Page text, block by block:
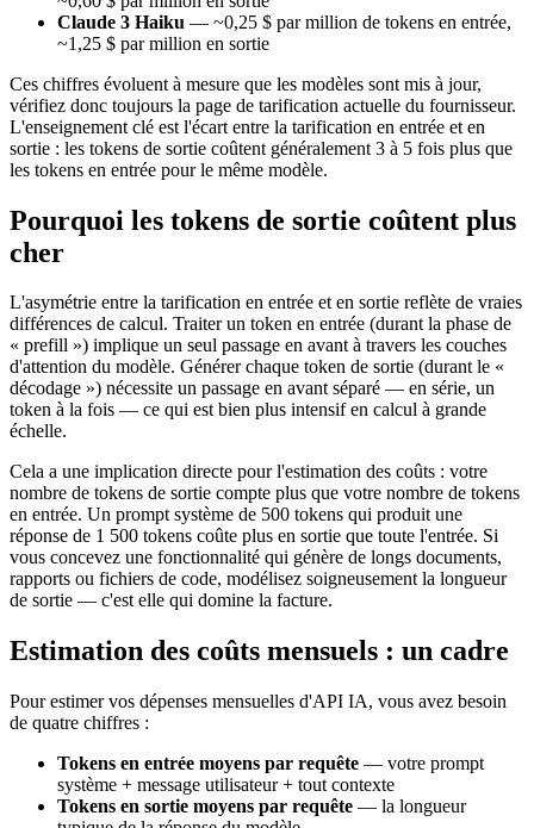
Claude 3 Haiku — ~0,25 $ par million de tokens en entrée,
~1,25 $ par million en sortie
Ces chiffres évoluent à mesure que les modèles sont mis à jour,
vérifiez donc toujours la page de tarification actuelle du fournisseur.
L'enseignement clé est l'écart entre la tarification en entrée et en
sortie : les tokens de sortie coûtent généralement 3 à 5 fois plus que
les tokens en entrée pour le même modèle.
Pourquoi les tokens de sortie coûtent plus
cher
L'asymétrie entre la tarification en entrée et en sortie reflète de vraies
différences de calcul. Traiter un token en entrée (durant la phase de
« prefill ») implique un seul passage en avant à travers les couches
d'attention du modèle. Générer chaque token de sortie (durant le «
décodage ») nécessite un passage en avant séparé — en série, un
token à la fois — ce qui est bien plus intensif en calcul à grande
échelle.
Cela a une implication directe pour l'estimation des coûts : votre
nombre de tokens de sortie compte plus que votre nombre de tokens
en entrée. Un prompt système de 500 tokens qui produit une
réponse de 1 500 tokens coûte plus en sortie que toute l'entrée. Si
vous concevez une fonctionnalité qui génère de longs documents,
rapports ou fichiers de code, modélisez soigneusement la longueur
de sortie — c'est elle qui domine la facture.
Estimation des coûts mensuels : un cadre
Pour estimer vos dépenses mensuelles d'API IA, vous avez besoin
de quatre chiffres :
Tokens en entrée moyens par requête — votre prompt
système + message utilisateur + tout contexte
Tokens en sortie moyens par requête — la longueur